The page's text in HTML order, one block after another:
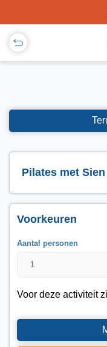
Pilates met Sien
Voorkeuren
Aantal personen
Voor deze activiteit